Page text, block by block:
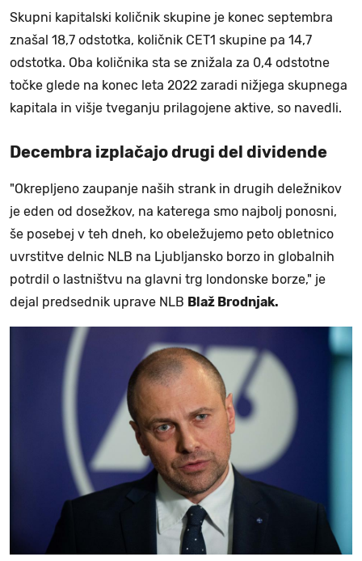
Skupni kapitalski količnik skupine je konec septembra
znašal 18,7 odstotka, količnik CET1 skupine pa 14,7
odstotka. Oba količnika sta se znižala za 0,4 odstotne
točke glede na konec leta 2022 zaradi nižjega skupnega
kapitala in višje tveganju prilagojene aktive, so navedli.
Decembra izplačajo drugi del dividende
"Okrepljeno zaupanje naših strank in drugih deležnikov
je eden od dosežkov, na katerega smo najbolj ponosni,
še posebej v teh dneh, ko obeležujemo peto obletnico
uvrstitve delnic NLB na Ljubljansko borzo in globalnih
potrdil o lastništvu na glavni trg londonske borze," je
dejal predsednik uprave NLB Blaž Brodnjak.